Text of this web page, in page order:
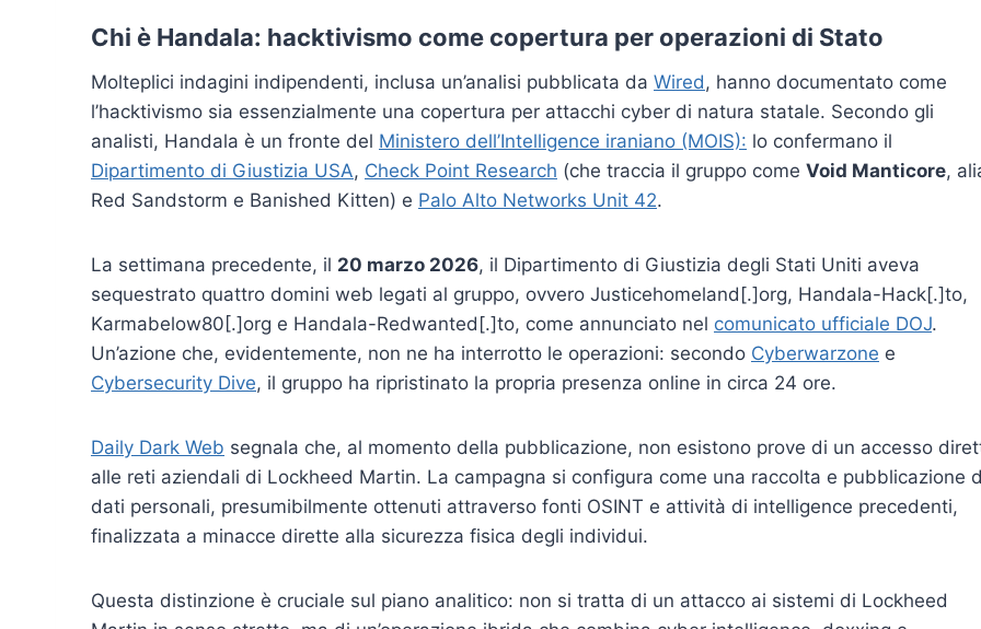
Chi è Handala: hacktivismo come copertura per operazioni di Stato
Molteplici indagini indipendenti, inclusa un’analisi pubblicata da Wired, hanno documentato come
l’hacktivismo sia essenzialmente una copertura per attacchi cyber di natura statale. Secondo gli
analisti, Handala è un fronte del Ministero dell’Intelligence iraniano (MOIS): lo confermano il
Dipartimento di Giustizia USA, Check Point Research (che traccia il gruppo come Void Manticore,
Red Sandstorm e Banished Kitten) e Palo Alto Networks Unit 42.
La settimana precedente, il 20 marzo 2026, il Dipartimento di Giustizia degli Stati Uniti aveva
sequestrato quattro domini web legati al gruppo, ovvero Justicehomeland[.]org, Handala-Hack[.]to,
Karmabelow80[.]org e Handala-Redwanted[.]to, come annunciato nel comunicato ufficiale DOJ.
Un’azione che, evidentemente, non ne ha interrotto le operazioni: secondo Cyberwarzone e
Cybersecurity Dive, il gruppo ha ripristinato la propria presenza online in circa 24 ore.
Daily Dark Web segnala che, al momento della pubblicazione, non esistono prove di un accesso
alle reti aziendali di Lockheed Martin. La campagna si configura come una raccolta e pubblicazione
dati personali, presumibilmente ottenuti attraverso fonti OSINT e attività di intelligence precedenti,
finalizzata a minacce dirette alla sicurezza fisica degli individui.
Questa distinzione è cruciale sul piano analitico: non si tratta di un attacco ai sistemi di Lockheed